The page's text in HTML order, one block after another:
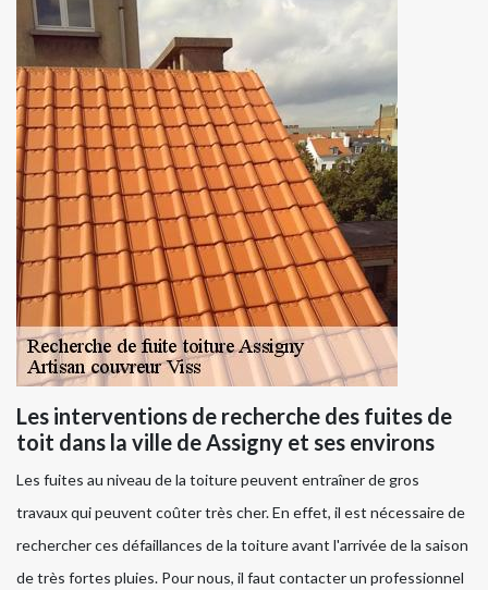
Les interventions de recherche des fuites de
toit dans la ville de Assigny et ses environs
Les fuites au niveau de la toiture peuvent entraîner de gros
travaux qui peuvent coûter très cher. En effet, il est nécessaire de
rechercher ces défaillances de la toiture avant l'arrivée de la saison
de très fortes pluies. Pour nous, il faut contacter un professionnel